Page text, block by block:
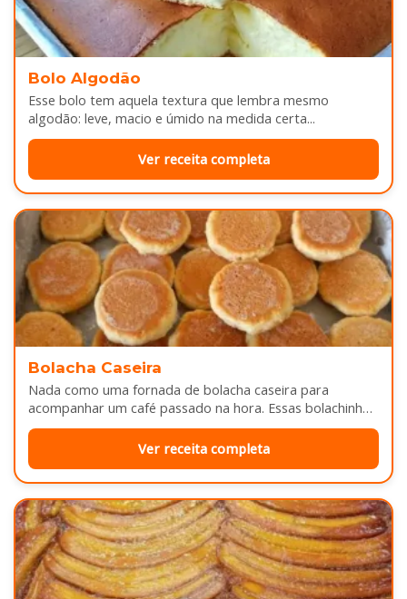
Bolo Algodão
Esse bolo tem aquela textura que lembra mesmo
algodão: leve, macio e úmido na medida certa...
Ver receita completa
Bolacha Caseira
Nada como uma fornada de bolacha caseira para
acompanhar um café passado na hora. Essas bolachinhas
ficam levemente douradas por…
Ver receita completa